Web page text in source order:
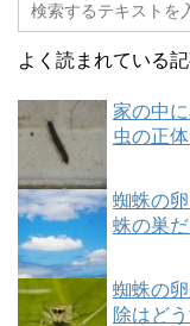
よく読まれている
家の中
虫の正
蜘蛛の
蛛の巣
蜘蛛の
除はど